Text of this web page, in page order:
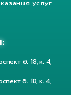
услуг
д. 18, к. 4,
д. 18, к. 4,